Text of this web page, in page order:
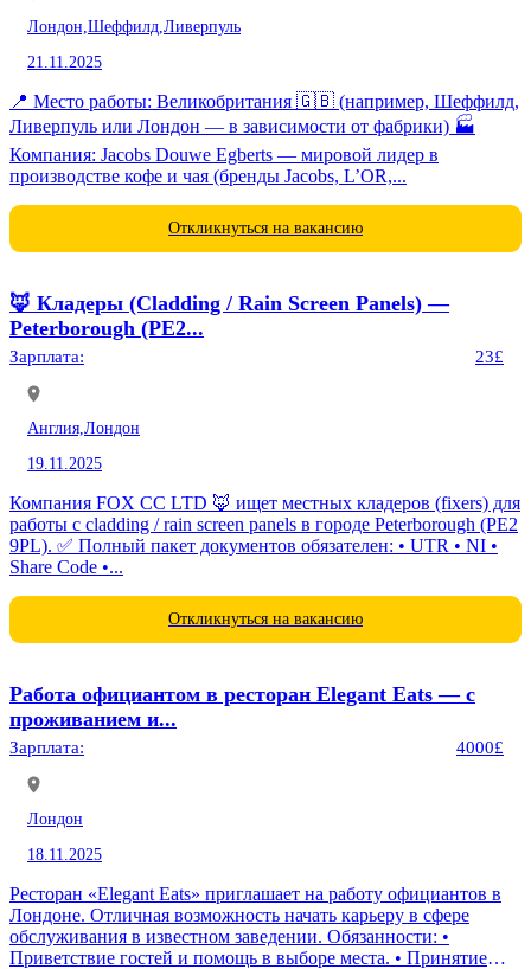
Лондон, Шеффилд, Ливерпуль
21.11.2025
📍 Место работы: Великобритания 🇬🇧 (например, Шеффилд,
Ливерпуль или Лондон — в зависимости от фабрики) 🏭
Компания: Jacobs Douwe Egberts — мировой лидер в
производстве кофе и чая (бренды Jacobs, L’OR,...
Откликнуться на вакансию
🦊 Кладеры (Cladding / Rain Screen Panels) —
Peterborough (PE2...
Зарплата: 23£
Англия, Лондон
19.11.2025
Компания FOX CC LTD 🦊 ищет местных кладеров (fixers) для
работы с cladding / rain screen panels в городе Peterborough (PE2
9PL). ✅ Полный пакет документов обязателен: • UTR • NI •
Share Code •...
Откликнуться на вакансию
Работа официантом в ресторан Elegant Eats — с
проживанием и...
Зарплата: 4000£
Лондон
18.11.2025
Ресторан «Elegant Eats» приглашает на работу официантов в
Лондоне. Отличная возможность начать карьеру в сфере
обслуживания в известном заведении. Обязанности: •
Приветствие гостей и помощь в выборе места. • Принятие